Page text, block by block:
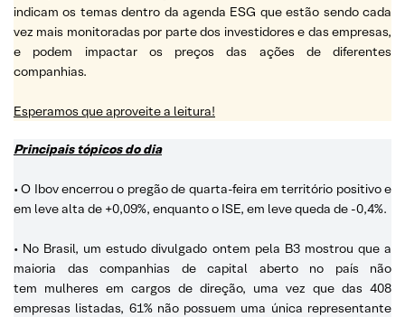
indicam os temas dentro da agenda ESG que estão sendo cada
vez mais monitoradas por parte dos investidores e das empresas,
e podem impactar os preços das ações de diferentes
companhias.
Esperamos que aproveite a leitura!
Principais tópicos do dia
• O Ibov encerrou o pregão de quarta-feira em território positivo e
em leve alta de +0,09%, enquanto o ISE, em leve queda de -0,4%.
• No Brasil, um estudo divulgado ontem pela B3 mostrou que a
maioria das companhias de capital aberto no país não
tem mulheres em cargos de direção, uma vez que das 408
empresas listadas, 61% não possuem uma única representante